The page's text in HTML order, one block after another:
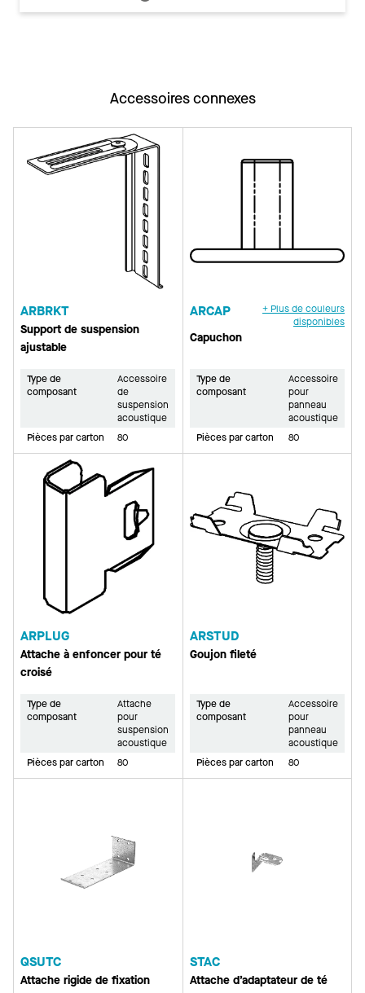
Accessoires connexes
ARBRKT
Support de suspension
ajustable
Type de
composant
Accessoire
de
suspension
acoustique
Pièces par carton
80
ARCAP
+ Plus de couleurs
disponibles
Capuchon
Type de
composant
Accessoire
pour
panneau
acoustique
Pièces par carton
80
ARPLUG
Attache à enfoncer pour té
croisé
Type de
composant
Attache
pour
suspension
acoustique
Pièces par carton
80
ARSTUD
Goujon fileté
Type de
composant
Accessoire
pour
panneau
acoustique
Pièces par carton
80
QSUTC
Attache rigide de fixation
STAC
Attache d’adaptateur de té